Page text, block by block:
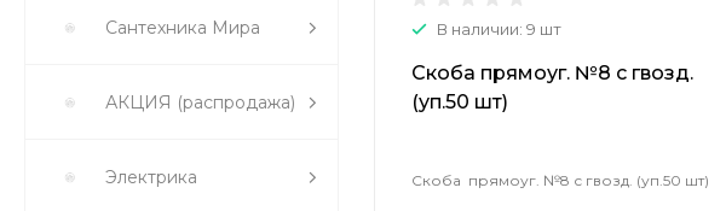
Сантехника Мира
АКЦИЯ (распродажа)
Электрика
В наличии: 9 шт
Скоба прямоуг. №8 с гвозд.
(уп.50 шт)
Скоба прямоуг. №8 с гвозд. (уп.50 шт)